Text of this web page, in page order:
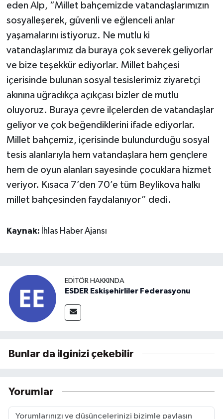
eden Alp, “Millet bahçemizde vatandaşlarımızın
sosyalleşerek, güvenli ve eğlenceli anlar
yaşamalarını istiyoruz. Ne mutlu ki
vatandaşlarımız da buraya çok severek geliyorlar
ve bize teşekkür ediyorlar. Millet bahçesi
içerisinde bulunan sosyal tesislerimiz ziyaretçi
akınına uğradıkça açıkçası bizler de mutlu
oluyoruz. Buraya çevre ilçelerden de vatandaşlar
geliyor ve çok beğendiklerini ifade ediyorlar.
Millet bahçemiz, içerisinde bulundurduğu sosyal
tesis alanlarıyla hem vatandaşlara hem gençlere
hem de oyun alanları sayesinde çocuklara hizmet
veriyor. Kısaca 7’den 70’e tüm Beylikova halkı
millet bahçesinden faydalanıyor” dedi.
Kaynak: İhlas Haber Ajansı
EDITÖR HAKKINDA
ESDER Eskişehirliler Federasyonu
Bunlar da ilginizi çekebilir
Yorumlar